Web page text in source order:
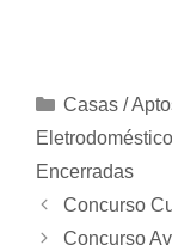
Categorias
Casas /
Encerradas
Concurso
Concurso